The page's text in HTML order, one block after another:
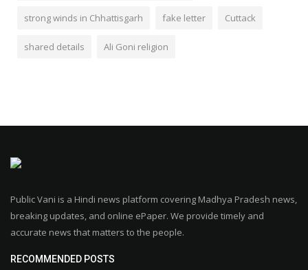
strong winds in Chhattisgarh fake letter Cuttack
shared details Ali Goni religion
Public Vani is a Hindi news platform covering Madhya Pradesh news,
breaking updates, and online ePaper. We provide timely and
accurate news that matters to the people.
RECOMMENDED POSTS